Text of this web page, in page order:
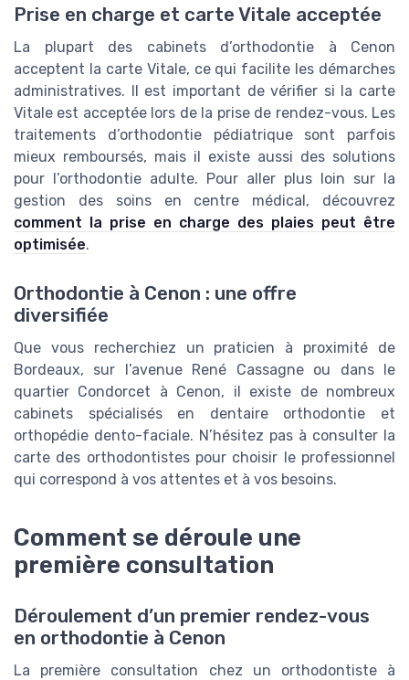
Prise en charge et carte Vitale acceptée
La plupart des cabinets d’orthodontie à Cenon
acceptent la carte Vitale, ce qui facilite les démarches
administratives. Il est important de vérifier si la carte
Vitale est acceptée lors de la prise de rendez-vous. Les
traitements d’orthodontie pédiatrique sont parfois
mieux remboursés, mais il existe aussi des solutions
pour l’orthodontie adulte. Pour aller plus loin sur la
gestion des soins en centre médical, découvrez
comment la prise en charge des plaies peut être
optimisée.
Orthodontie à Cenon : une offre
diversifiée
Que vous recherchiez un praticien à proximité de
Bordeaux, sur l’avenue René Cassagne ou dans le
quartier Condorcet à Cenon, il existe de nombreux
cabinets spécialisés en dentaire orthodontie et
orthopédie dento-faciale. N’hésitez pas à consulter la
carte des orthodontistes pour choisir le professionnel
qui correspond à vos attentes et à vos besoins.
Comment se déroule une
première consultation
Déroulement d’un premier rendez-vous
en orthodontie à Cenon
La première consultation chez un orthodontiste à